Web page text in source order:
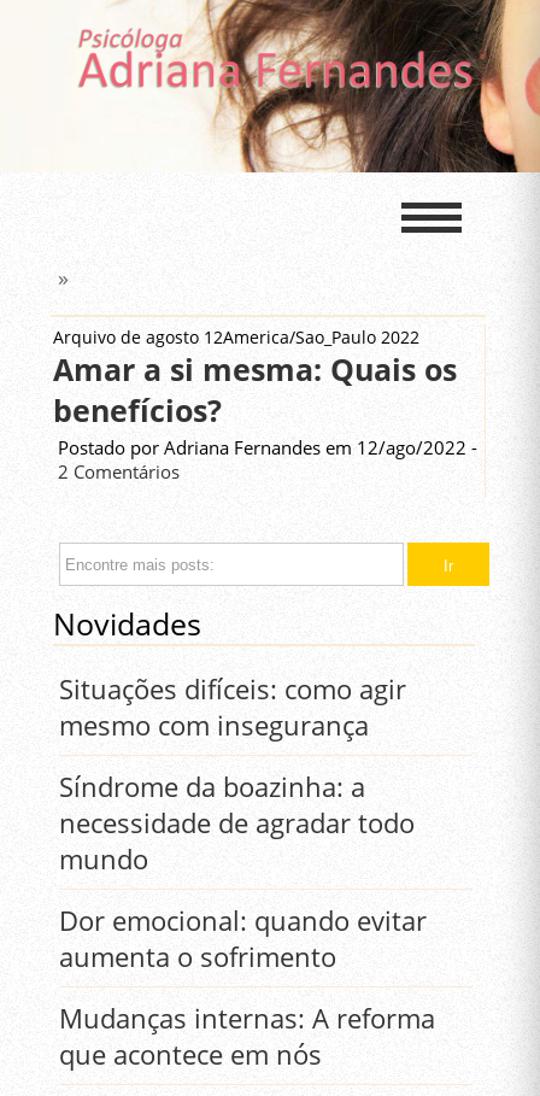
»
Arquivo de agosto 12America/Sao_Paulo 2022
Amar a si mesma: Quais os
benefícios?
Postado por Adriana Fernandes em 12/ago/2022 -
2 Comentários
Novidades
Situações difíceis: como agir
mesmo com insegurança
Síndrome da boazinha: a
necessidade de agradar todo
mundo
Dor emocional: quando evitar
aumenta o sofrimento
Mudanças internas: A reforma
que acontece em nós